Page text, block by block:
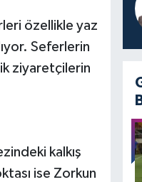
özellikle yaz
Seferlerin
ziyaretçilerin
kalkış
ise Zorkun